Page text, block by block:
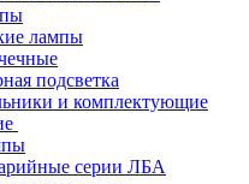
лампы
подсветка
и комплектующие
серии ЛБА